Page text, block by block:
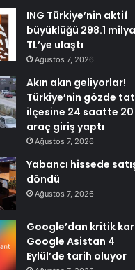
ING Türkiye’nin aktif
büyüklüğü 298.1
TL’ye ulaştı
Ağustos 7, 2026
Akın akın geliyorlar!
Türkiye’nin gözde
ilçesine 24 saatte 20
araç giriş yaptı
Ağustos 7, 2026
Yabancı hissede
döndü
Ağustos 7, 2026
Google’dan kritik
Google Asistan 4
Eylül’de tarih oluyor